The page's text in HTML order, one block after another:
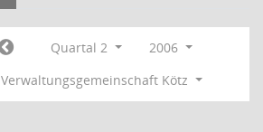
Quartal 2
2006
Verwaltungsgemeinschaft Kötz